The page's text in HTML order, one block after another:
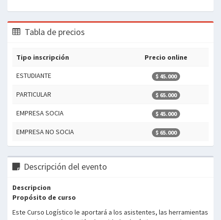
Tabla de precios
Tipo inscripción Precio online
ESTUDIANTE $ 45.000
PARTICULAR $ 65.000
EMPRESA SOCIA $ 45.000
EMPRESA NO SOCIA $ 65.000
Descripción del evento
Descripcion
Propósito de curso
Este Curso Logístico le aportará a los asistentes, las herramientas